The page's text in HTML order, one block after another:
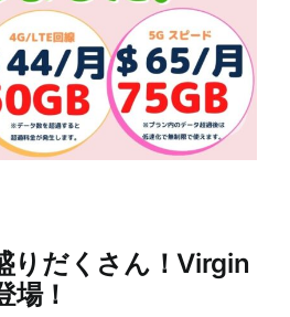
りだくさん！Virgin
場！